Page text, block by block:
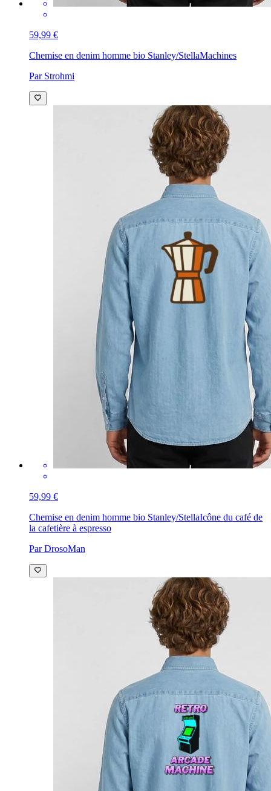
59,99 €
Chemise en denim homme bio Stanley/StellaMachines
Par Strohmi
59,99 €
Chemise en denim homme bio Stanley/StellaIcône du café de
la cafetière à espresso
Par DrosoMan